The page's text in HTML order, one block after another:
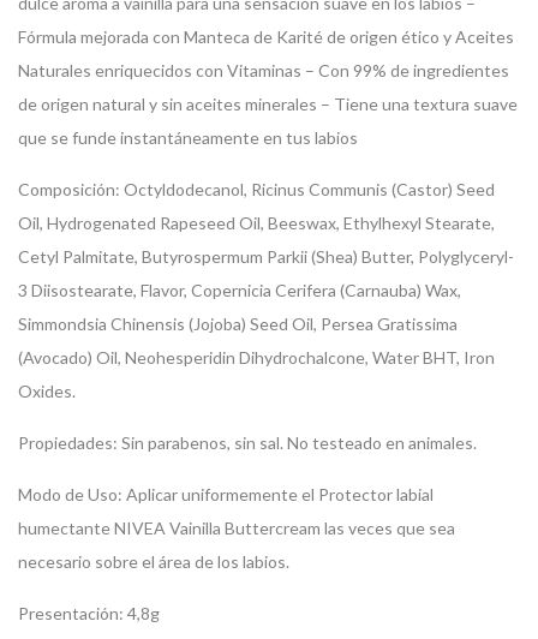
Fórmula mejorada con Manteca de Karité de origen ético y Aceites
Naturales enriquecidos con Vitaminas – Con 99% de ingredientes
de origen natural y sin aceites minerales – Tiene una textura suave
que se funde instantáneamente en tus labios
Composición: Octyldodecanol, Ricinus Communis (Castor) Seed
Oil, Hydrogenated Rapeseed Oil, Beeswax, Ethylhexyl Stearate,
Cetyl Palmitate, Butyrospermum Parkii (Shea) Butter, Polyglyceryl-
3 Diisostearate, Flavor, Copernicia Cerifera (Carnauba) Wax,
Simmondsia Chinensis (Jojoba) Seed Oil, Persea Gratissima
(Avocado) Oil, Neohesperidin Dihydrochalcone, Water BHT, Iron
Oxides.
Propiedades: Sin parabenos, sin sal. No testeado en animales.
Modo de Uso: Aplicar uniformemente el Protector labial
humectante NIVEA Vainilla Buttercream las veces que sea
necesario sobre el área de los labios.
Presentación: 4,8g